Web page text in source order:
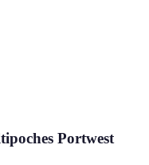
Portwest